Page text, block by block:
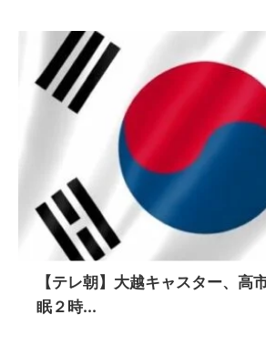
【テレ朝】大越キャスター、高
眠２時...